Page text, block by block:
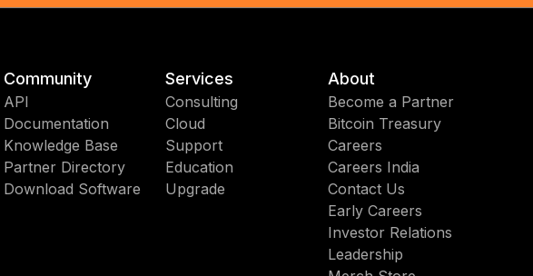
Community
API
Documentation
Knowledge Base
Partner Directory
Download Software
Services
Consulting
Cloud
Support
Education
Upgrade
About
Become a Partner
Bitcoin Treasury
Careers
Careers India
Contact Us
Early Careers
Investor Relations
Leadership